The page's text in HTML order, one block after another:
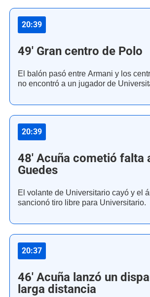
20:39
49' Gran centro de Polo
El balón pasó entre Armani y los
no encontró a un jugador de
20:39
48' Acuña cometió falta
Guedes
El volante de Universitario cayó y el
sancionó tiro libre para Universitario.
20:37
46' Acuña lanzó un
larga distancia